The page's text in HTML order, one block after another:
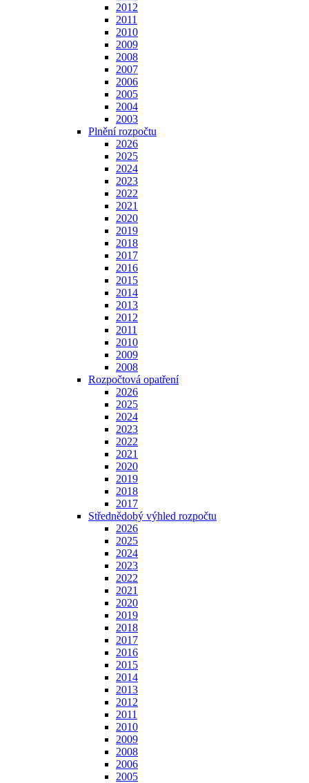
2012
2011
2010
2009
2008
2007
2006
2005
2004
2003
Plnění rozpočtu
2026
2025
2024
2023
2022
2021
2020
2019
2018
2017
2016
2015
2014
2013
2012
2011
2010
2009
2008
Rozpočtová opatření
2026
2025
2024
2023
2022
2021
2020
2019
2018
2017
Střednědobý výhled rozpočtu
2026
2025
2024
2023
2022
2021
2020
2019
2018
2017
2016
2015
2014
2013
2012
2011
2010
2009
2008
2006
2005